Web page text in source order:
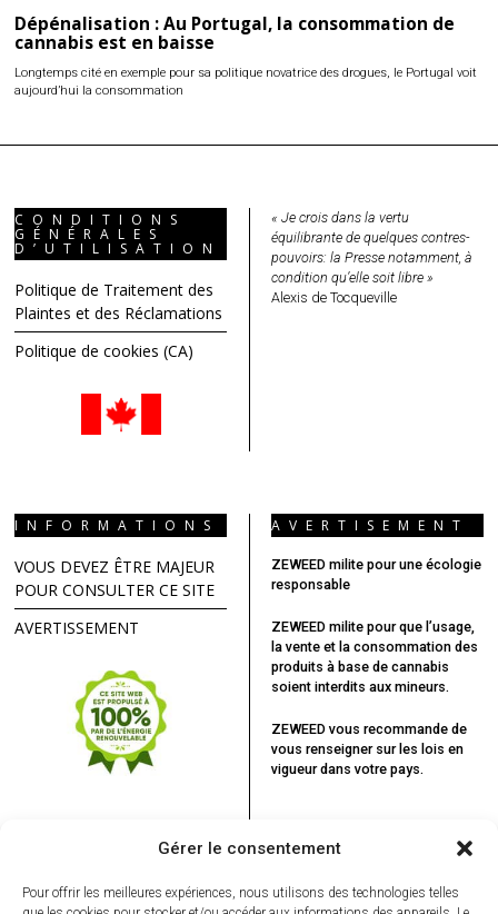
Gérer le consentement
Pour offrir les meilleures expériences, nous utilisons des technologies telles
PAR...
Dépénalisation : Au Portugal, la consommation de
cannabis est en baisse
Longtemps cité en exemple pour sa politique novatrice des drogues, le Portugal voit
aujourd’hui la consommation
CONDITIONS
GÉNÉRALES
D’UTILISATION
Politique de Traitement des
Plaintes et des Réclamations
Politique de cookies (CA)
« Je crois dans la vertu
équilibrante de quelques contres-
pouvoirs: la Presse notamment, à
condition qu’elle soit libre »
Alexis de Tocqueville
INFORMATIONS
VOUS DEVEZ ÊTRE MAJEUR
POUR CONSULTER CE SITE
AVERTISSEMENT
AVERTISEMENT
ZEWEED milite pour une écologie
responsable
ZEWEED milite pour que l’usage,
la vente et la consommation des
produits à base de cannabis
soient interdits aux mineurs.
ZEWEED vous recommande de
vous renseigner sur les lois en
vigueur dans votre pays.